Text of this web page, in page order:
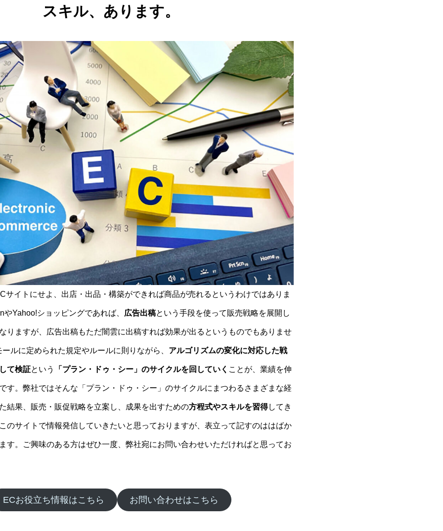
スキル、あります。
サイトにせよ、出店・出品・構築ができれば商品が売れるというわけではありま
Yahoo!ショッピングであれば、 広告出稿という手段を使って販売戦略を展開し
りますが、広告出稿もただ闇雲に出稿すれば効果が出るというものでもありませ
ルに定められた規定やルールに則りながら、 アルゴリズムの変化に対応した戦
て検証という 「プラン・ドゥ・シー」のサイクルを回していく ことが、業績を伸
す。弊社ではそんな「プラン・ドゥ・シー」のサイクルにまつわるさまざまな経
結果、販売・販促戦略を立案し、成果を出すための方程式やスキルを習得してき
のサイトで情報発信していきたいと思っておりますが、表立って記すのははばか
す。ご興味のある方はぜひ一度、弊社宛にお問い合わせいただければと思ってお
ECお役立ち情報はこちら お問い合わせはこちら